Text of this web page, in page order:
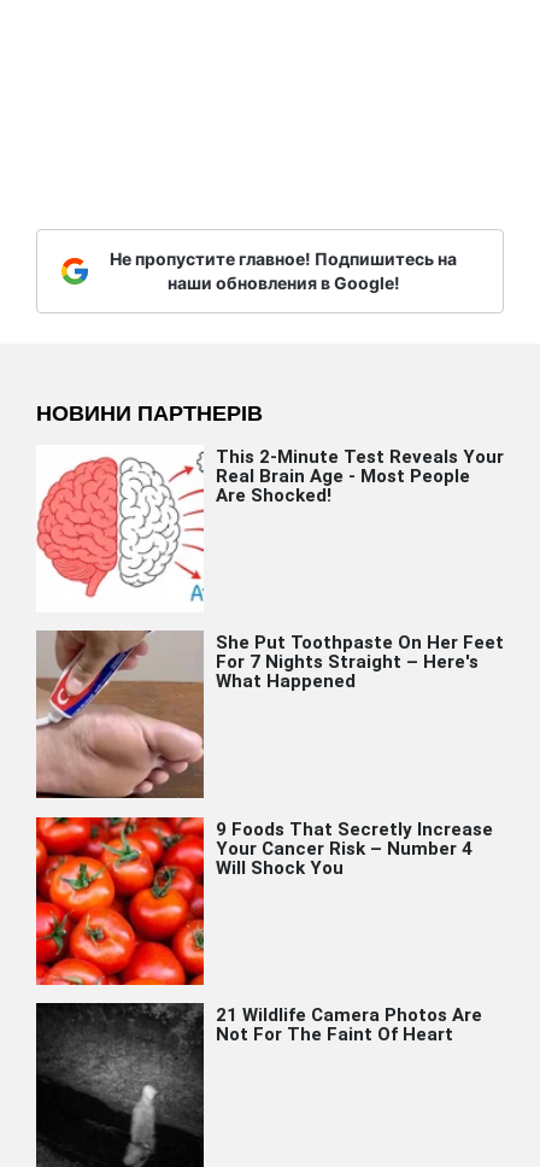
Не пропустите главное! Подпишитесь на
наши обновления в Google!